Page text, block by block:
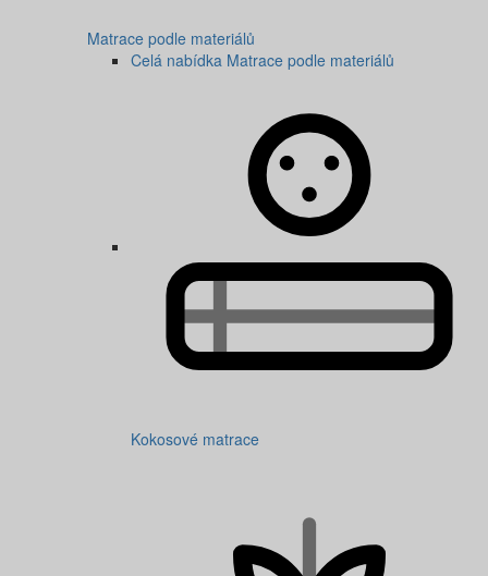
Matrace podle materiálů
Celá nabídka Matrace podle materiálů
Kokosové matrace